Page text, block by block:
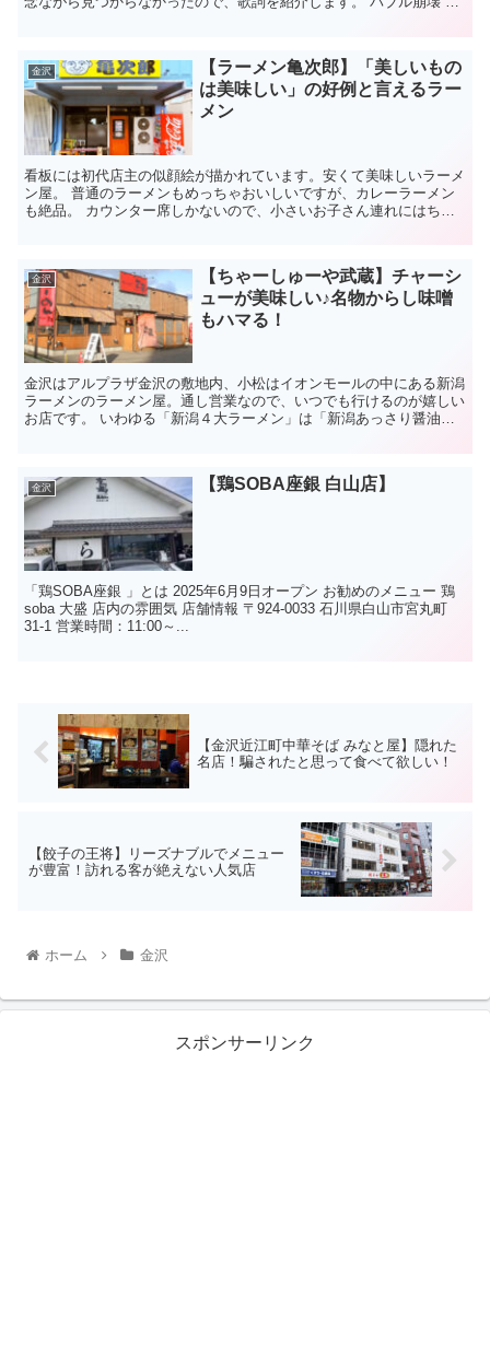
金沢
【ラーメン亀次郎】「美しいもの
は美味しい」の好例と言えるラー
メン
看板には初代店主の似顔絵が描かれています。安くて美味しいラーメ
ン屋。 普通のラーメンもめっちゃおいしいですが、カレーラーメン
も絶品。 カウンター席しかないので、小さいお子さん連れにはちょ
金沢
【ちゃーしゅーや武蔵】チャーシ
ューが美味しい♪名物からし味噌
もハマる！
金沢はアルプラザ金沢の敷地内、小松はイオンモールの中にある新潟
ラーメンのラーメン屋。通し営業なので、いつでも行けるのが嬉しい
お店です。 いわゆる「新潟４大ラーメン」は「新潟あっさり醤油」
金沢 【鶏SOBA座銀 白山店】
「鶏SOBA座銀 」とは 2025年6月9日オープン お勧めのメニュー 鶏
soba 大盛 店内の雰囲気 店舗情報 〒924-0033 石川県白山市宮丸町
31-1 営業時間：11:00～...
【金沢近江町中華そば みなと屋】隠れた
名店！騙されたと思って食べて欲しい！
【餃子の王将】リーズナブルでメニュー
が豊富！訪れる客が絶えない人気店
ホーム 金沢
スポンサーリンク